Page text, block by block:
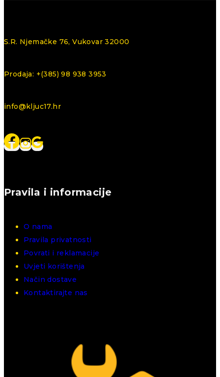
S.R. Njemačke 76, Vukovar 32000
Prodaja: +(385) 98 938 3953
info@kljuc17.hr
Pravila i informacije
O nama
Pravila privatnosti
Povrati i reklamacije
Uvjeti korištenja
Način dostave
Kontaktirajte nas